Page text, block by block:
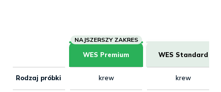
WES Premium WES Standard
Rodzaj próbki krew krew